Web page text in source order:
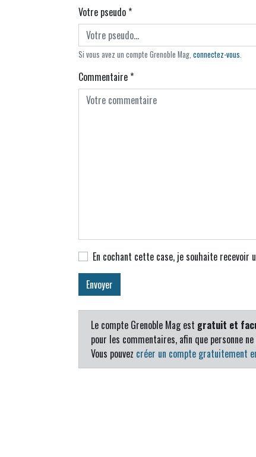
Votre pseudo*
Si vous avez un compte Grenoble Mag, connectez-vous
Commentaire*
En cochant cette case, je souhaite recevoir
Le compte Grenoble Mag est gratuit et
pour les commentaires, afin que personne
Vous pouvez créer un compte gratuitement